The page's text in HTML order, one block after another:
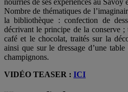
Nombre de thématiques de
la bibliothèque : confection de
décrivant le principe de la conserve ;
café et le chocolat, traités sur la
ainsi que sur le dressage d’une
champignons.
VIDÉO TEASER : ICI